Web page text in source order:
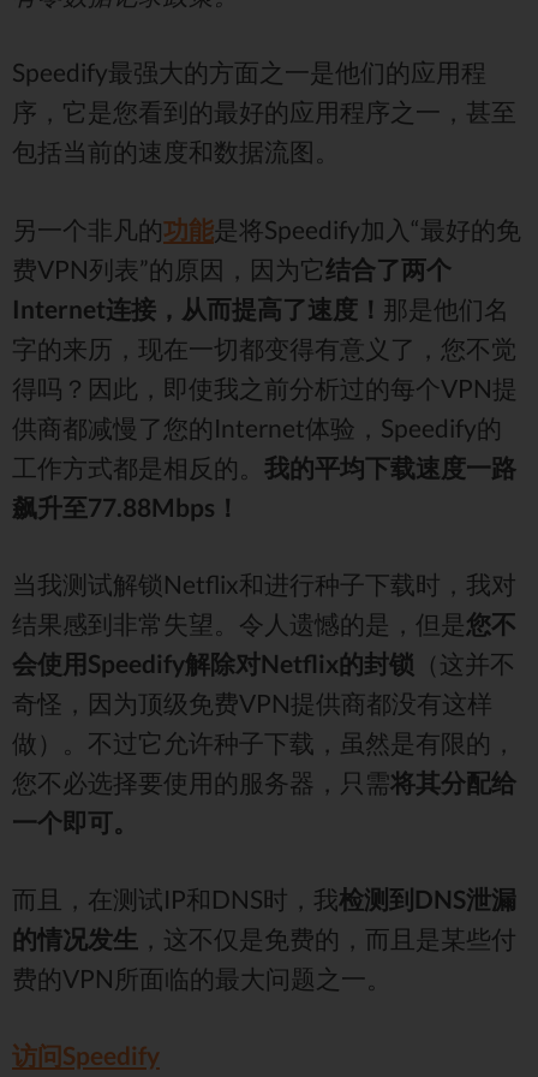
Speedify最强大的方面之一是他们的应用程
序，它是您看到的最好的应用程序之一，甚至
包括当前的速度和数据流图。
另一个非凡的功能是将Speedify加入“最好的免
费VPN列表”的原因，因为它结合了两个
Internet连接，从而提高了速度！ 那是他们名
字的来历，现在一切都变得有意义了，您不觉
得吗？因此，即使我之前分析过的每个VPN提
供商都减慢了您的Internet体验，Speedify的
工作方式都是相反的。 我的平均下载速度一路
飙升至77.88Mbps！
当我测试解锁Netflix和进行种子下载时，我对
结果感到非常失望。令人遗憾的是，但是您不
会使用Speedify解除对Netflix的封锁 （这并不
奇怪，因为顶级免费VPN提供商都没有这样
做）。不过它允许种子下载，虽然是有限的，
您不必选择要使用的服务器，只需将其分配给
一个即可。
而且，在测试IP和DNS时，我检测到DNS泄漏
的情况发生 ，这不仅是免费的，而且是某些付
费的VPN所面临的最大问题之一。
访问Speedify